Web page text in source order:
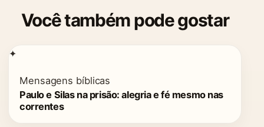
Você também pode gostar
✦
Mensagens bíblicas
Paulo e Silas na prisão: alegria e fé mesmo nas
correntes